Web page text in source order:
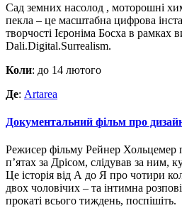
Сад земних насолод , моторошні
пекла – це масштабна цифрова
творчості Ієроніма Босха в рамках
Dali.Digital.Surrealism.
Коли: до 14 лютого
Де: Artarea
Документальний фільм про
Режисер фільму Рейнер Хольцемер
п’ятах за Дрісом, слідував за ним,
Це історія від А до Я про чотири
двох чоловічих – та інтимна
прокаті всього тиждень, поспішіть.